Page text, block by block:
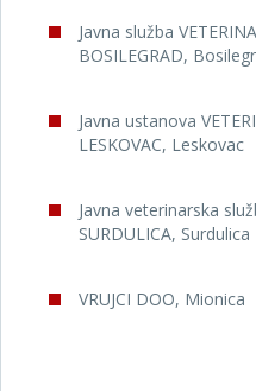
Javna služba
BOSILEGRAD,
Javna ustanova
LESKOVAC, Leskovac
Javna veterinarska
SURDULICA, Surdulica
VRUJCI DOO, Mionica